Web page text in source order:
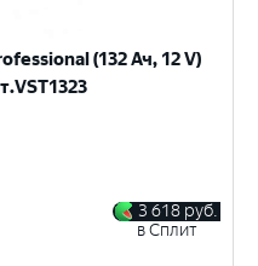
(132 Ач, 12 V)
3 618 руб.
в Сплит